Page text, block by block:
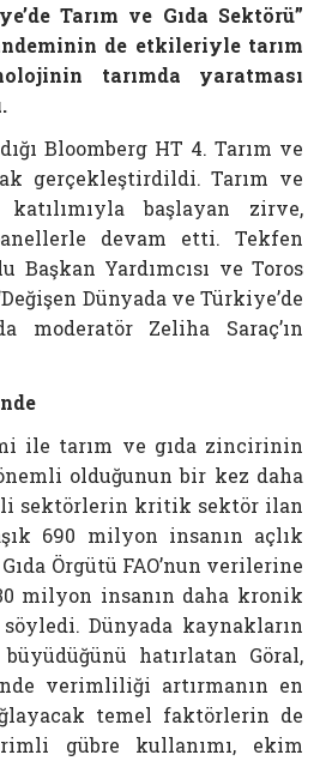
Tarım ve Gıda Sektörü”
de etkileriyle tarım
tarımda yaratması
Bloomberg HT 4. Tarım ve
gerçekleştirdildi. Tarım ve
başlayan zirve,
devam etti. Tekfen
Başkan Yardımcısı ve Toros
Dünyada ve Türkiye’de
moderatör Zeliha Saraç’ın
ile tarım ve gıda zincirinin
olduğunun bir kez daha
sektörlerin kritik sektör ilan
690 milyon insanın açlık
Örgütü FAO’nun verilerine
milyon insanın daha kronik
Dünyada kaynakların
hatırlatan Göral,
verimliliği artırmanın en
temel faktörlerin de
gübre kullanımı, ekim